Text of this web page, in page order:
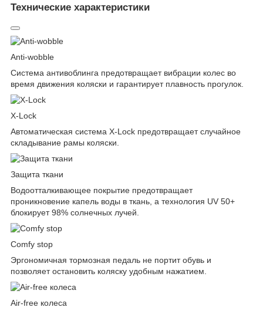
Технические характеристики
Anti-wobble
Система антивоблинга предотвращает вибрации колес во
время движения коляски и гарантирует плавность прогулок.
X-Lock
Автоматическая система X-Lock предотвращает случайное
складывание рамы коляски.
Защита ткани
Водоотталкивающее покрытие предотвращает
проникновение капель воды в ткань, а технология UV 50+
блокирует 98% солнечных лучей.
Comfy stop
Эргономичная тормозная педаль не портит обувь и
позволяет остановить коляску удобным нажатием.
Air-free колеса